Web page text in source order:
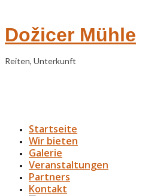
Dožicer Mühle
Reiten, Unterkunft
Startseite
Wir bieten
Galerie
Veranstaltungen
Partners
Kontakt